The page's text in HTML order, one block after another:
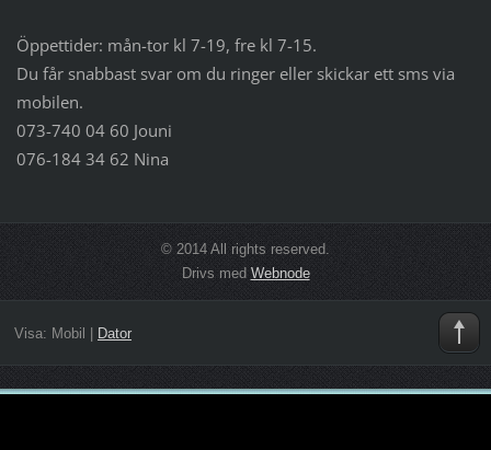
Öppettider: mån-tor kl 7-19, fre kl 7-15.
Du får snabbast svar om du ringer eller skickar ett sms via
mobilen.
073-740 04 60 Jouni
076-184 34 62 Nina
© 2014 All rights reserved.
Drivs med Webnode
Visa: Mobil Dator